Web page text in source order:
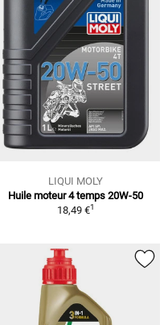
LIQUI MOLY
Huile moteur 4 temps 20W-50
18,49 €1